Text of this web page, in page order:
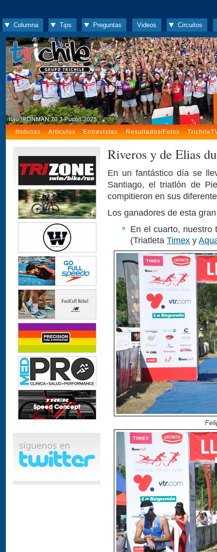
Columna Tips Preguntas Videos Circuitos
Noticias Artículos Entrevistas Resultados/Fotos
Riveros y de Elias
En un fantástico día se
Santiago, el triatlón de
compitieron en sus
Los ganadores de esta
En el cuarto, nuestro
(Triatleta Timex y